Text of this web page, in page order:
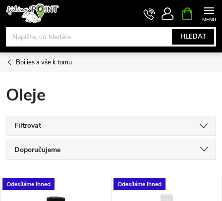
Přejít
obsah
HLEDAT
NÁKUPNÍ
KOŠÍK
Boilies a vše k tomu
Oleje
Filtrovat
Ř
a
Doporučujeme
Nejdražší
V
Odesíláme ihned Odesíláme ihned